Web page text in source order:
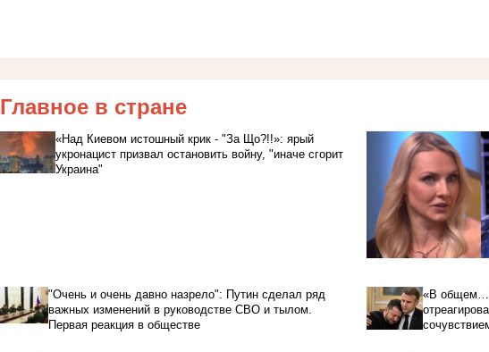
Главное в стране
«Над Киевом истошный крик - "За Що?!!»: ярый
укронацист призвал остановить войну, "иначе сгорит
Украина"
"Очень и очень давно назрело": Путин сделал ряд
важных изменений в руководстве СВО и тылом.
Первая реакция в обществе
«В общем…